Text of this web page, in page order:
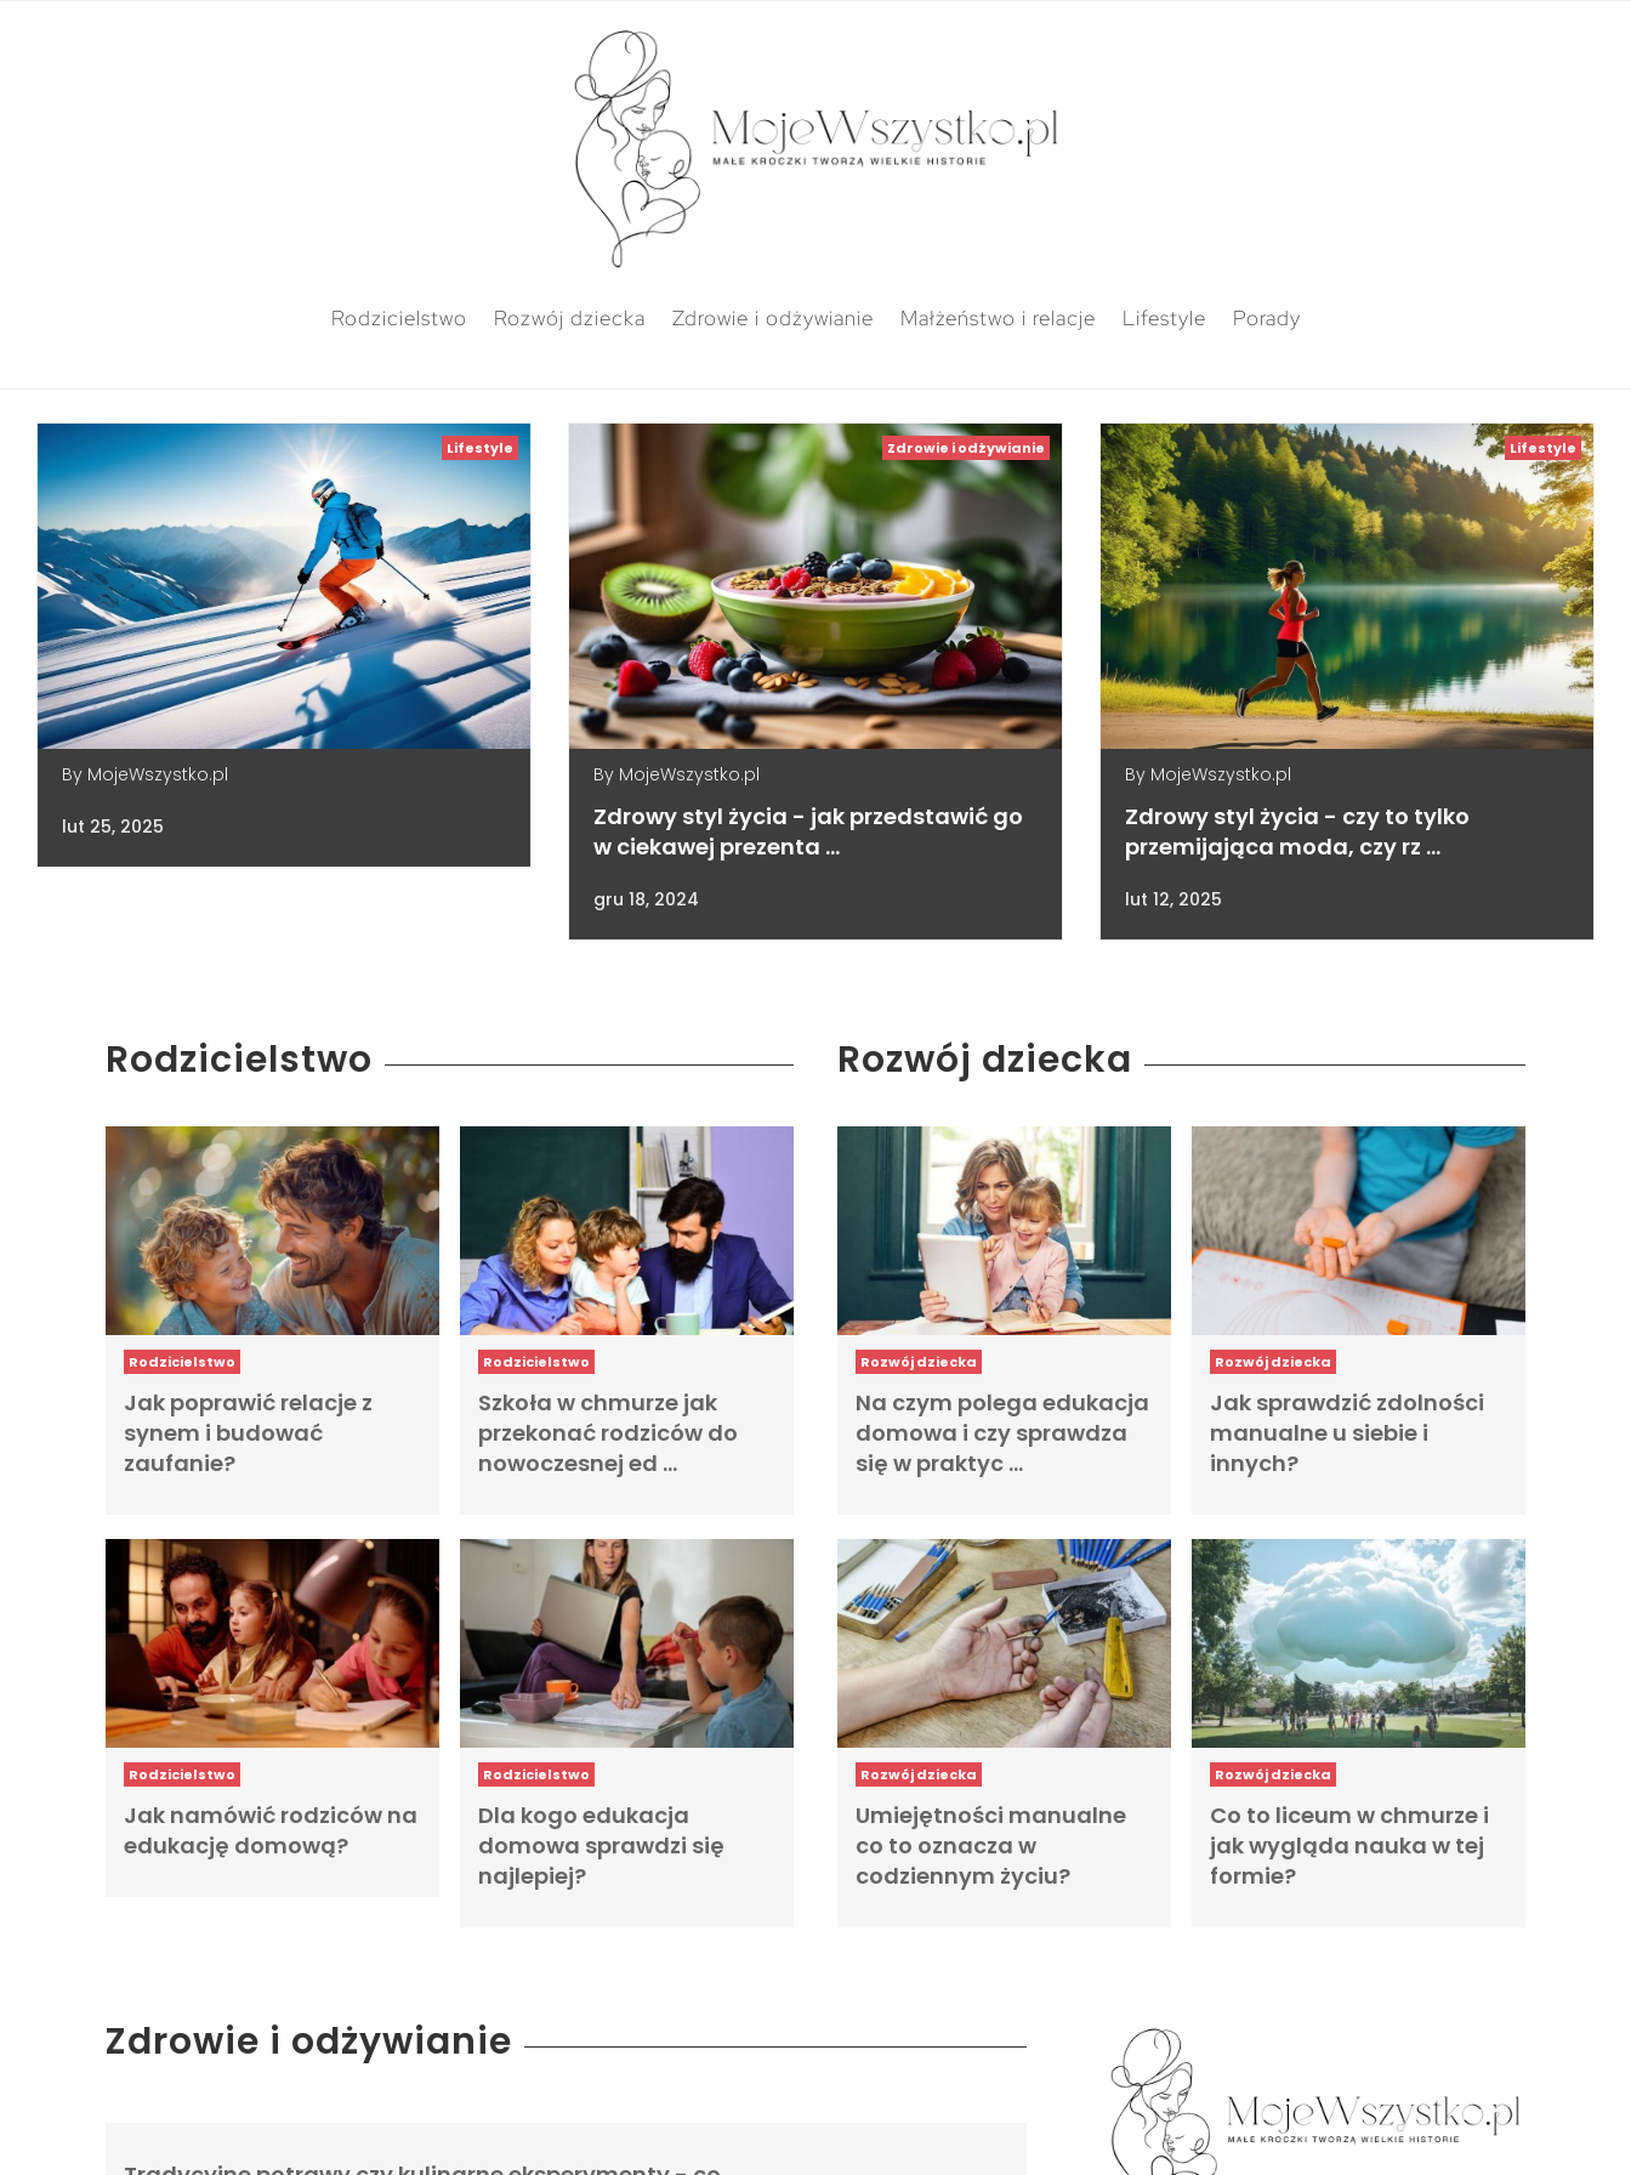
Rodzicielstwo Rozwój dziecka Zdrowie i odżywianie Małżeństwo i relacje Lifestyle Porady
Lifestyle
By MojeWszystko.pl
lut 25, 2025
Zdrowie i odżywianie
By MojeWszystko.pl
Zdrowy styl życia - jak przedstawić go
w ciekawej prezenta …
gru 18, 2024
Lifestyle
By MojeWszystko.pl
Zdrowy styl życia - czy to tylko
przemijająca moda, czy rz …
lut 12, 2025
Rodzicielstwo
Rodzicielstwo
Jak poprawić relacje z
synem i budować
zaufanie?
Rodzicielstwo
Szkoła w chmurze jak
przekonać rodziców do
nowoczesnej ed …
Rodzicielstwo
Jak namówić rodziców na
edukację domową?
Rodzicielstwo
Dla kogo edukacja
domowa sprawdzi się
najlepiej?
Rozwój dziecka
Rozwój dziecka
Na czym polega edukacja
domowa i czy sprawdza
się w praktyc …
Rozwój dziecka
Jak sprawdzić zdolności
manualne u siebie i
innych?
Rozwój dziecka
Umiejętności manualne
co to oznacza w
codziennym życiu?
Rozwój dziecka
Co to liceum w chmurze i
jak wygląda nauka w tej
formie?
Zdrowie i odżywianie